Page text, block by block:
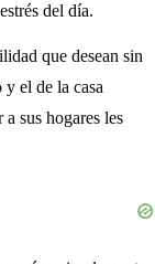
del día.
que desean sin
y el de la casa
sus hogares les